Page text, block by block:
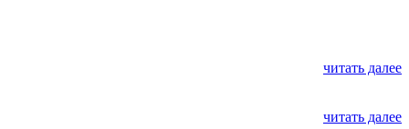
читать далее
читать далее